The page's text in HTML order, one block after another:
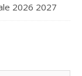
2026 2027